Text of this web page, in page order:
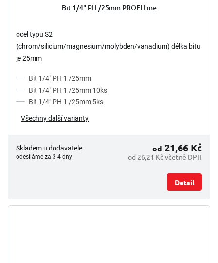
Bit 1/4" PH /25mm PROFI Line
ocel typu S2
(chrom/silicium/magnesium/molybden/vanadium) délka bitu
je 25mm
Bit 1/4" PH 1 /25mm
Bit 1/4" PH 1 /25mm 10ks
Bit 1/4" PH 1 /25mm 5ks
Všechny další varianty
Skladem u dodavatele
odesíláme za 3-4 dny od 26,21 Kč včetně DPH
od 21,66 Kč
Detail